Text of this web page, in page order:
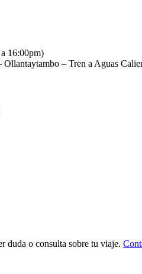
16:00pm)
– Tren a Aguas
duda o consulta sobre tu viaje.